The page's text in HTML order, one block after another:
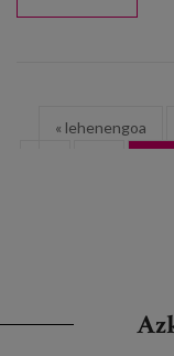
Orriak
« lehenengoa